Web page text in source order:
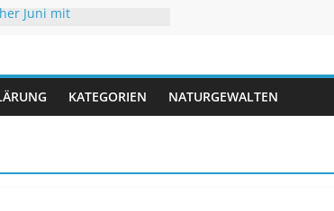
Juni mit
mit neuen Rekorden
trifft USA
Niedrigwasser – kaum
KATEGORIEN NATURGEWALTEN